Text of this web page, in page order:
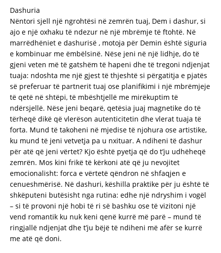
Dashuria
Nëntori sjell një ngrohtësi në zemrën tuaj, Dem i dashur, si
ajo e një oxhaku të ndezur në një mbrëmje të ftohtë. Në
marrëdhëniet e dashurisë , motoja për Demin është siguria
e kombinuar me ëmbëlsinë. Nëse jeni në një lidhje, do të
gjeni veten më të gatshëm të hapeni dhe të tregoni ndjenjat
tuaja: ndoshta me një gjest të thjeshtë si përgatitja e pjatës
së preferuar të partnerit tuaj ose planifikimi i një mbrëmjeje
të qetë në shtëpi, të mbështjellë me mirëkuptim të
ndërsjellë. Nëse jeni beqarë, qetësia juaj magnetike do të
tërheqë dikë që vlerëson autenticitetin dhe vlerat tuaja të
forta. Mund të takoheni në mjedise të njohura ose artistike,
ku mund të jeni vetvetja pa u nxituar. A ndiheni të dashur
për atë që jeni vërtet? Kjo është pyetja që do t’ju udhëheqë
zemrën. Mos kini frikë të kërkoni atë që ju nevojitet
emocionalisht: forca e vërtetë qëndron në shfaqjen e
cenueshmërisë. Në dashuri, këshilla praktike për ju është të
shkëputeni butësisht nga rutina: edhe një ndryshim i vogël
– si të provoni një hobi të ri së bashku ose të vizitoni një
vend romantik ku nuk keni qenë kurrë më parë – mund të
ringjallë ndjenjat dhe t’ju bëjë të ndiheni më afër se kurrë
me atë që doni.